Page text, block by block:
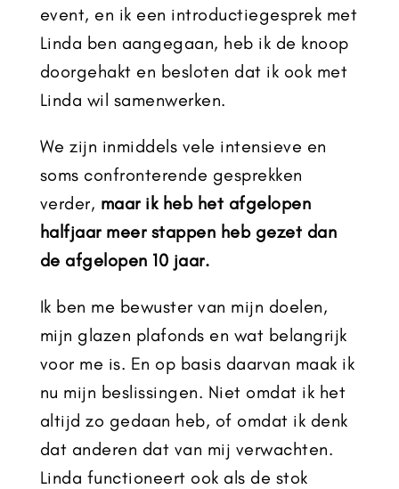
event, en ik een introductiegesprek met
Linda ben aangegaan, heb ik de knoop
doorgehakt en besloten dat ik ook met
Linda wil samenwerken.
We zijn inmiddels vele intensieve en
soms confronterende gesprekken
verder, maar ik heb het afgelopen
halfjaar meer stappen heb gezet dan
de afgelopen 10 jaar.
Ik ben me bewuster van mijn doelen,
mijn glazen plafonds en wat belangrijk
voor me is. En op basis daarvan maak ik
nu mijn beslissingen. Niet omdat ik het
altijd zo gedaan heb, of omdat ik denk
dat anderen dat van mij verwachten.
Linda functioneert ook als de stok